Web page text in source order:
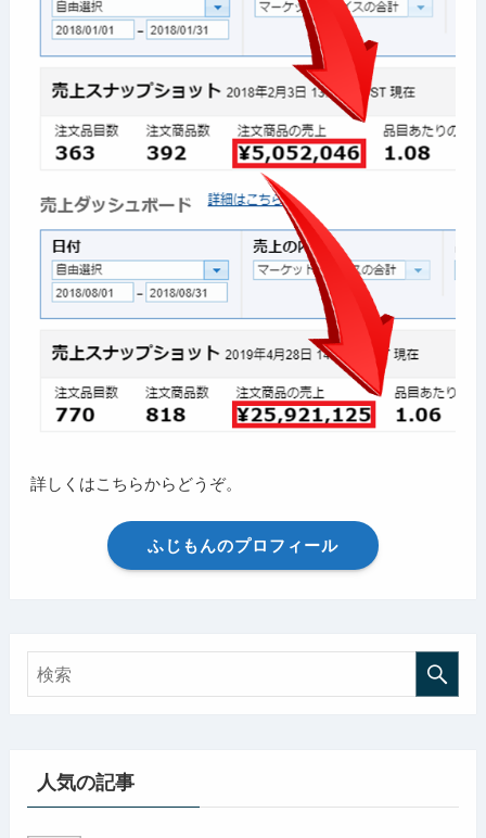
詳しくはこちらからどうぞ。
ふじもんのプロフィール
人気の記事